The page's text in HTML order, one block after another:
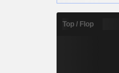
Top / Flop